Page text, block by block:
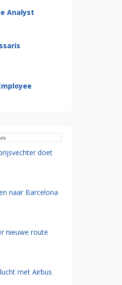
Analyst
doet
naar Barcelona
nieuwe route
met Airbus